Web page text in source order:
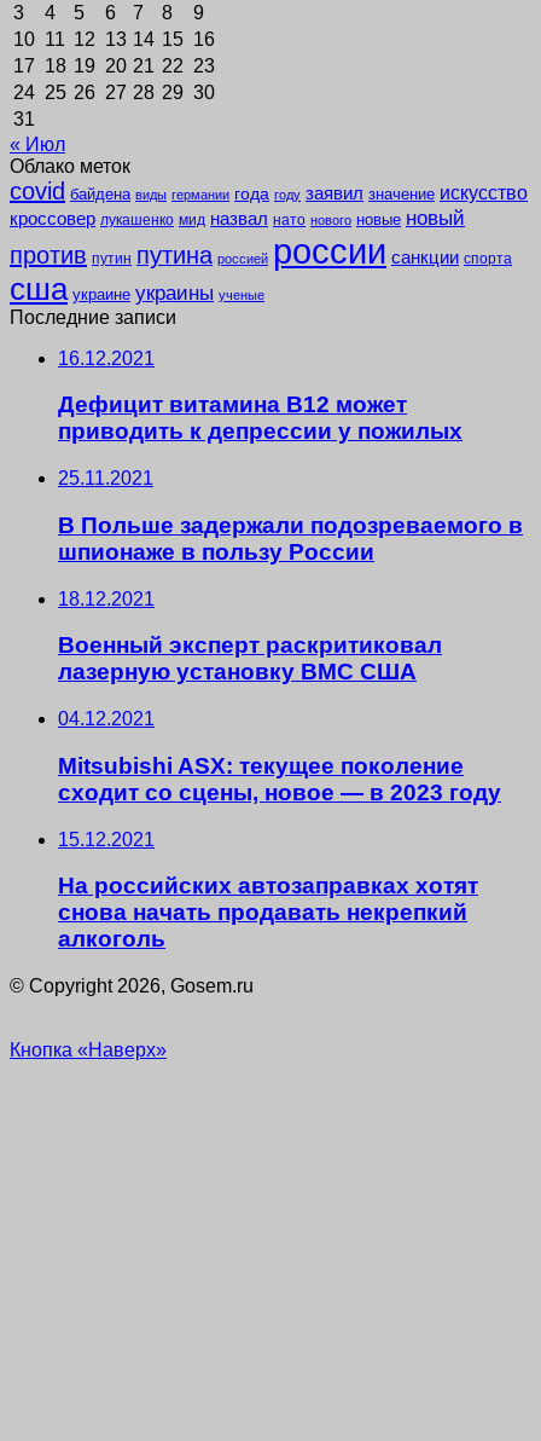
3
4 5 6 7 8
9
10 11 12 13 14 15 16
17 18 19 20 21 22 23
24 25 26 27 28 29 30
31
« Июл
Облако меток
covid байдена виды германии года году заявил значение искусство
кроссовер лукашенко мид назвал нато нового новые новый
против путин путина россией россии санкции спорта
сша украине украины ученые
Последние записи
16.12.2021
Дефицит витамина B12 может
приводить к депрессии у пожилых
25.11.2021
В Польше задержали подозреваемого в
шпионаже в пользу России
18.12.2021
Военный эксперт раскритиковал
лазерную установку ВМС США
04.12.2021
Mitsubishi ASX: текущее поколение
сходит со сцены, новое — в 2023 году
15.12.2021
На российских автозаправках хотят
снова начать продавать некрепкий
алкоголь
© Copyright 2026, Gosem.ru
Кнопка «Наверх»